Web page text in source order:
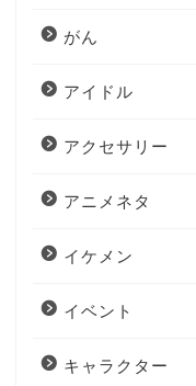
がん
アイドル
アクセサリー
アニメネタ
イケメン
イベント
キャラクター